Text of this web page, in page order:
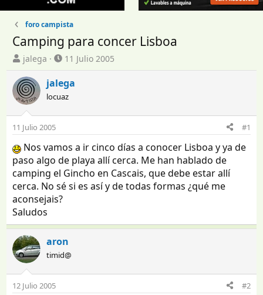
foro campista
Camping para concer Lisboa
I
n
i
c
i
a
d
o
r
d
e
t
e
m
a
jalega
F
e
c
h
a
d
i
n
i
c
i
o
11 Julio 2005
jalega
locuaz
11 Julio 2005 #1
Nos vamos a ir cinco días a conocer Lisboa y ya de
paso algo de playa allí cerca. Me han hablado de
camping el Gincho en Cascais, que debe estar allí
cerca. No sé si es así y de todas formas ¿qué me
aconsejais?
Saludos
aron
timid@
12 Julio 2005 #2